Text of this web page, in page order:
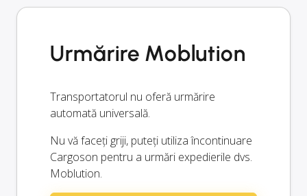
Urmărire Moblution
Transportatorul nu oferă urmărire
automată universală.
Nu vă faceți griji, puteți utiliza încontinuare
Cargoson pentru a urmări expedierile dvs.
Moblution.